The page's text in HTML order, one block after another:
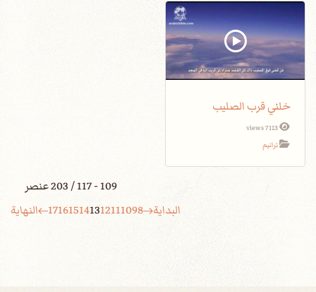
خلني قرب الصليب
7113 views
ترانيم
109 - 117 / 203 عنصر
البداية
8
9
10
11
12
13
14
15
16
17 النهاية